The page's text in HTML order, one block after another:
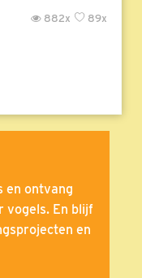
89x
882x
en ontvang
vogels. En blijf
en